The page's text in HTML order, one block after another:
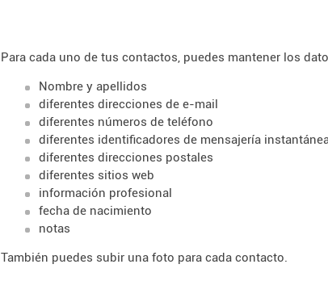
Para cada uno de tus contactos, puedes mantener los
Nombre y apellidos
diferentes direcciones de e-mail
diferentes números de teléfono
diferentes identificadores de mensajería
diferentes direcciones postales
diferentes sitios web
información profesional
fecha de nacimiento
notas
También puedes subir una foto para cada contacto.